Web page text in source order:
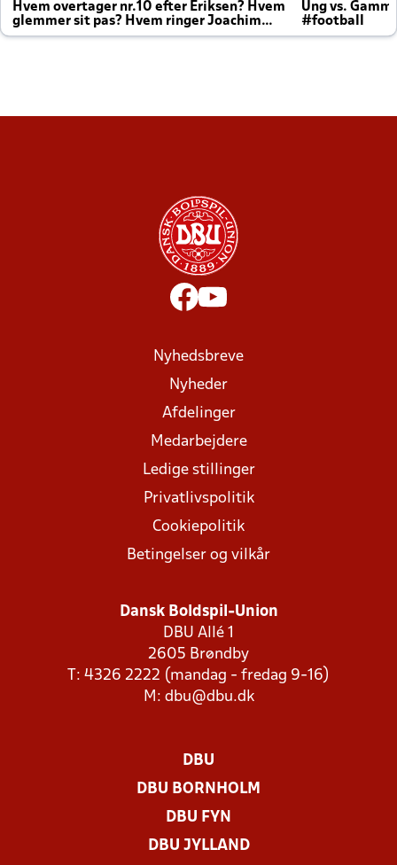
Hvem overtager nr.10 efter Eriksen? Hvem
glemmer sit pas? Hvem ringer Joachim
altid til efter kampe?
Ung vs.
#football
Nyhedsbreve
Nyheder
Afdelinger
Medarbejdere
Ledige stillinger
Privatlivspolitik
Cookiepolitik
Betingelser og vilkår
Dansk Boldspil-Union
DBU Allé 1
2605 Brøndby
T: 4326 2222 (mandag - fredag 9-16)
M: dbu@dbu.dk
DBU
DBU BORNHOLM
DBU FYN
DBU JYLLAND